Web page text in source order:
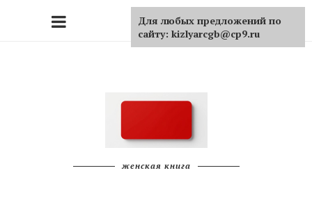
женская книга
Для любых предложений по
сайту: kizlyarcgb@cp9.ru